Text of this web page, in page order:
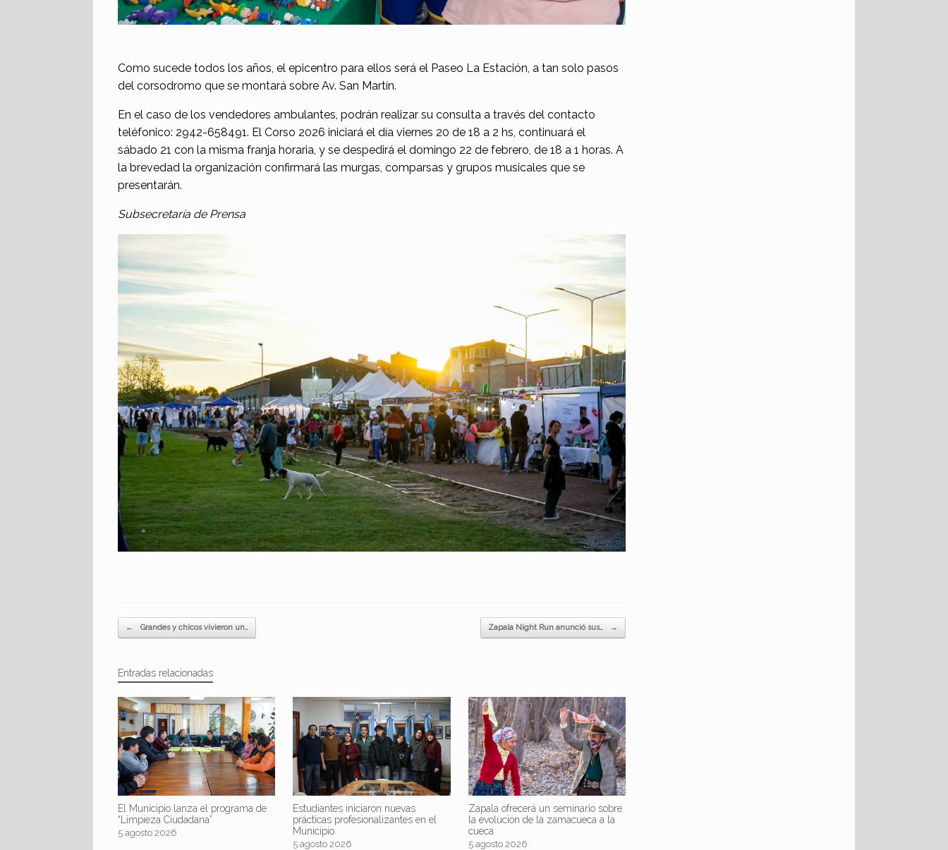
Como sucede todos los años, el epicentro para ellos será el Paseo La Estación, a tan solo pasos
del corsodromo que se montará sobre Av. San Martín.
En el caso de los vendedores ambulantes, podrán realizar su consulta a través del contacto
teléfonico: 2942-658491. El Corso 2026 iniciará el día viernes 20 de 18 a 2 hs, continuará el
sábado 21 con la misma franja horaria, y se despedirá el domingo 22 de febrero, de 18 a 1 horas. A
la brevedad la organización confirmará las murgas, comparsas y grupos musicales que se
presentarán.
Subsecretaría de Prensa
Navegador de artículos
← Grandes y chicos vivieron un… Zapala Night Run anunció sus… →
Entradas relacionadas
El Municipio lanza el programa de
“Limpieza Ciudadana”
5 agosto 2026
Estudiantes iniciaron nuevas
prácticas profesionalizantes en el
Municipio
5 agosto 2026
Zapala ofrecerá un seminario sobre
la evolución de la zamacueca a la
cueca
5 agosto 2026